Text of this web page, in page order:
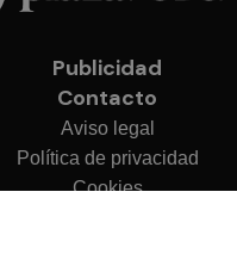
Publicidad
Contacto
Aviso legal
Política de privacidad
Cookies